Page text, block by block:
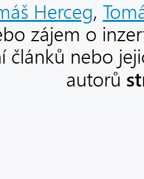
Herceg,
zájem o
článků nebo
autorů